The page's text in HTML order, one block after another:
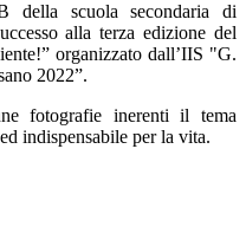
della scuola secondaria di
alla terza edizione del
organizzato dall’IIS "G.
2022”.
fotografie inerenti il tema
indispensabile per la vita.